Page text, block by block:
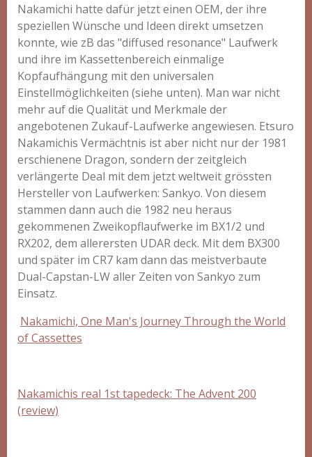
Nakamichi hatte dafür jetzt einen OEM, der ihre
speziellen Wünsche und Ideen direkt umsetzen
konnte, wie zB das "diffused resonance" Laufwerk
und ihre im Kassettenbereich einmalige
Kopfaufhängung mit den universalen
Einstellmöglichkeiten (siehe unten). Man war nicht
mehr auf die Qualität und Merkmale der
angebotenen Zukauf-Laufwerke angewiesen. Etsuro
Nakamichis Vermächtnis ist aber nicht nur der 1981
erschienene Dragon, sondern der zeitgleich
verlängerte Deal mit dem jetzt weltweit grössten
Hersteller von Laufwerken: Sankyo. Von diesem
stammen dann auch die 1982 neu heraus
gekommenen Zweikopflaufwerke im BX1/2 und
RX202, dem allerersten UDAR deck. Mit dem BX300
und später im CR7 kam dann das meistverbaute
Dual-Capstan-LW aller Zeiten von Sankyo zum
Einsatz.
Nakamichi, One Man's Journey Through the World
of Cassettes
Nakamichis real 1st tapedeck: The Advent 200
(review)